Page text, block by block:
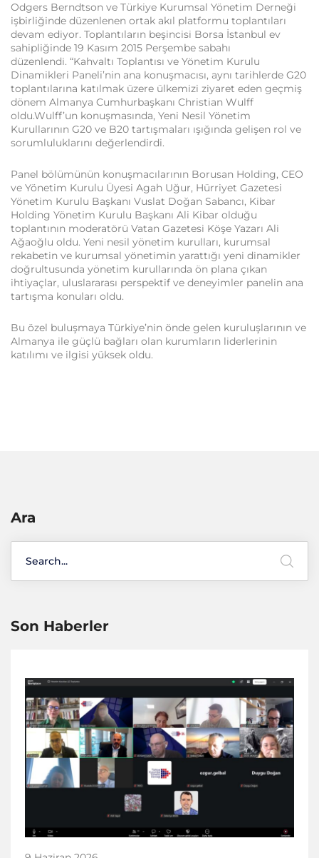
Odgers Berndtson ve Türkiye Kurumsal Yönetim Derneği
işbirliğinde düzenlenen ortak akıl platformu toplantıları
devam ediyor. Toplantıların beşincisi Borsa İstanbul ev
sahipliğinde 19 Kasım 2015 Perşembe sabahı
düzenlendi. “Kahvaltı Toplantısı ve Yönetim Kurulu
Dinamikleri Paneli’nin ana konuşmacısı, aynı tarihlerde G20
toplantılarına katılmak üzere ülkemizi ziyaret eden geçmiş
dönem Almanya Cumhurbaşkanı Christian Wulff
oldu.Wulff’un konuşmasında, Yeni Nesil Yönetim
Kurullarının G20 ve B20 tartışmaları ışığında gelişen rol ve
sorumluluklarını değerlendirdi.
Panel bölümünün konuşmacılarının Borusan Holding, CEO
ve Yönetim Kurulu Üyesi Agah Uğur, Hürriyet Gazetesi
Yönetim Kurulu Başkanı Vuslat Doğan Sabancı, Kibar
Holding Yönetim Kurulu Başkanı Ali Kibar olduğu
toplantının moderatörü Vatan Gazetesi Köşe Yazarı Ali
Ağaoğlu oldu. Yeni nesil yönetim kurulları, kurumsal
rekabetin ve kurumsal yönetimin yarattığı yeni dinamikler
doğrultusunda yönetim kurullarında ön plana çıkan
ihtiyaçlar, uluslararası perspektif ve deneyimler panelin ana
tartışma konuları oldu.
Bu özel buluşmaya Türkiye’nin önde gelen kuruluşlarının ve
Almanya ile güçlü bağları olan kurumların liderlerinin
katılımı ve ilgisi yüksek oldu.
Ara
Son Haberler